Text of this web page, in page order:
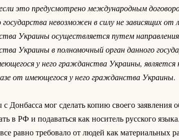
это предусмотрено международным
невозможен в силу не зависящих
Украины осуществляется путем
Украины в полномочный орган данного
у него гражданства Украины, является
от имеющегося у него гражданства Украины.
Донбасса мог сделать копию своего заявления
в РФ и подаваться как носитель русского
равно требовало от людей как материальных